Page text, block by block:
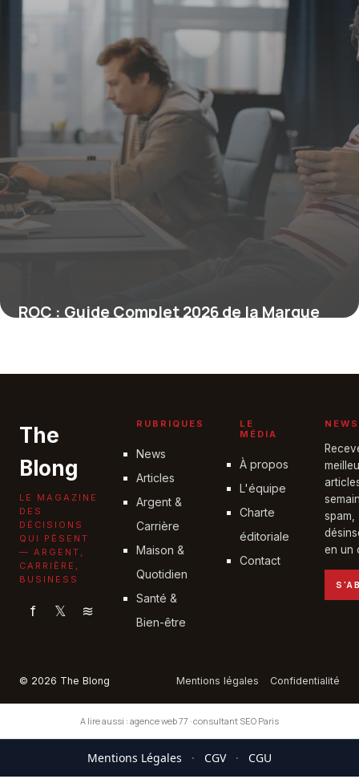
ROC : Guide Complet 2026 de la Marque
The
Blong
LE MAGAZINE
DES
DÉCISIONS
QUI PÈSENT
— ARGENT,
CARRIÈRE,
BUSINESS
f 𝕏 ≋
RUBRIQUES
News
Articles
Argent &
Carrière
Maison &
Quotidien
Santé &
Bien-être
LE
MÉDIA
À propos
L'équipe
Charte
éditoriale
Contact
spam,
en un
© 2026 The Blong Mentions légales Confidentialité
A lire aussi : agence web 77 ·consultant SEO Paris
Mentions Légales · CGV · CGU